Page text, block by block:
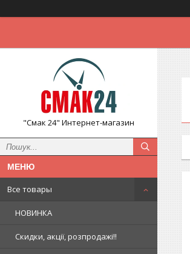
"Смак 24" Интернет-магазин
Все товары
НОВИНКА
Скидки, акції, розпродажі!!